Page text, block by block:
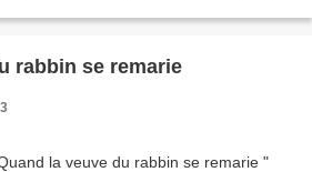
rabbin se remarie